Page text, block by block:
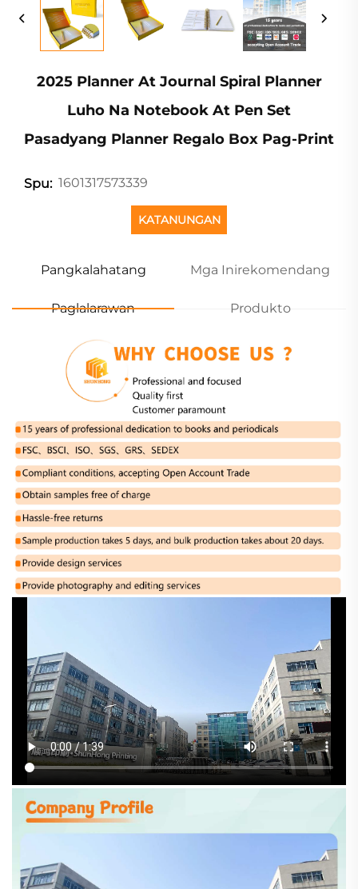
2025 Planner At Journal Spiral Planner
Luho Na Notebook At Pen Set
Pasadyang Planner Regalo Box Pag-Print
Spu: 1601317573339
KATANUNGAN
Pangkalahatang
Paglalarawan
Mga Inirekomendang
Produkto